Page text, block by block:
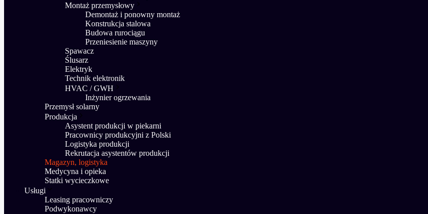
Montaż przemysłowy
Demontaż i ponowny montaż
Konstrukcja stalowa
Budowa rurociągu
Przeniesienie maszyny
Spawacz
Ślusarz
Elektryk
Technik elektronik
HVAC / GWH
Inżynier ogrzewania
Przemysł solarny
Produkcja
Asystent produkcji w piekarni
Pracownicy produkcyjni z Polski
Logistyka produkcji
Rekrutacja asystentów produkcji
Magazyn, logistyka
Medycyna i opieka
Statki wycieczkowe
Usługi
Leasing pracowniczy
Podwykonawcy